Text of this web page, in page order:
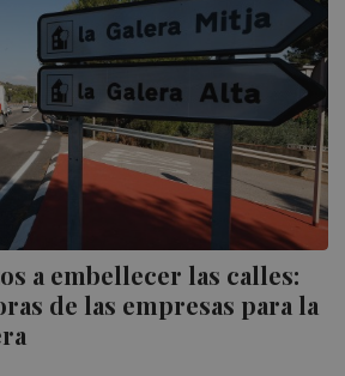
a embellecer las calles:
de las empresas para la